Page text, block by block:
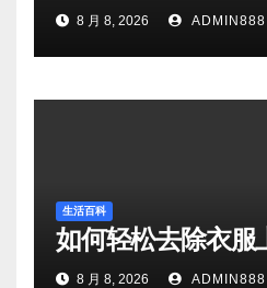
8 月 8, 2026 ADMIN888
生活百科
如何轻松去除衣服
8 月 8, 2026 ADMIN888